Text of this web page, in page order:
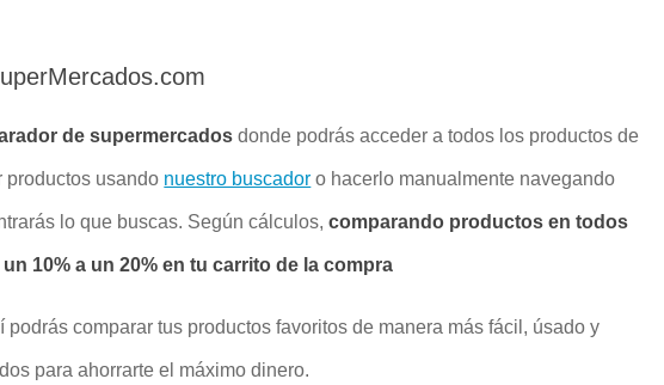
de supermercados donde podrás acceder a todos los productos de
productos usando nuestro buscador o hacerlo manualmente navegando
lo que buscas. Según cálculos,comparando productos en todos
10% a un 20% en tu carrito de la compra
podrás comparar tus productos favoritos de manera más fácil, úsado y
para ahorrarte el máximo dinero.